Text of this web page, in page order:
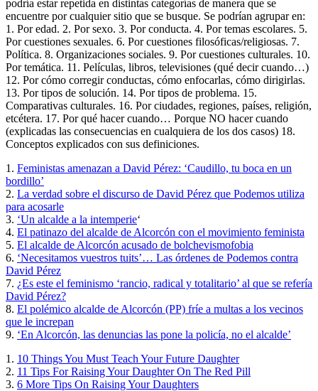
podría estar repetida en distintas categorías de manera que se
encuentre por cualquier sitio que se busque. Se podrían agrupar en:
1. Por edad. 2. Por sexo. 3. Por conducta. 4. Por temas escolares. 5.
Por cuestiones sexuales. 6. Por cuestiones filosóficas/religiosas. 7.
Política. 8. Organizaciones sociales. 9. Por cuestiones culturales. 10.
Por temática. 11. Películas, libros, televisiones (qué decir cuando…)
12. Por cómo corregir conductas, cómo enfocarlas, cómo dirigirlas.
13. Por tipos de solución. 14. Por tipos de problema. 15.
Comparativas culturales. 16. Por ciudades, regiones, países, religión,
etcétera. 17. Por qué hacer cuando… Porque NO hacer cuando
(explicadas las consecuencias en cualquiera de los dos casos) 18.
Conceptos explicados con sus definiciones.
1. Feministas amenazan a David Pérez: ‘Caudillo, tu boca en un
bordillo’
2. La verdad sobre el discurso de David Pérez que Podemos utiliza
para acosarle
3. ‘Un alcalde a la intemperie‘
4. El patinazo del alcalde de Alcorcón con el movimiento feminista
5. El alcalde de Alcorcón acusado de bolchevismofobia
6. ‘Necesitamos vuestros tuits’… Las órdenes de Podemos contra
David Pérez
7. ¿Es este el feminismo ‘rancio, radical y totalitario’ al que se refería
David Pérez?
8. El polémico alcalde de Alcorcón (PP) fríe a multas a los vecinos
que le increpan
9. ‘En Alcorcón, las denuncias las pone la policía, no el alcalde’
1. 10 Things You Must Teach Your Future Daughter
2. 11 Tips For Raising Your Daughter On The Red Pill
3. 6 More Tips On Raising Your Daughters